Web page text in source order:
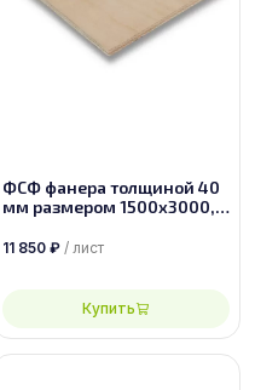
ФСФ фанера толщиной 40
мм размером 1500х3000,
11 850 ₽ / лист
Купить